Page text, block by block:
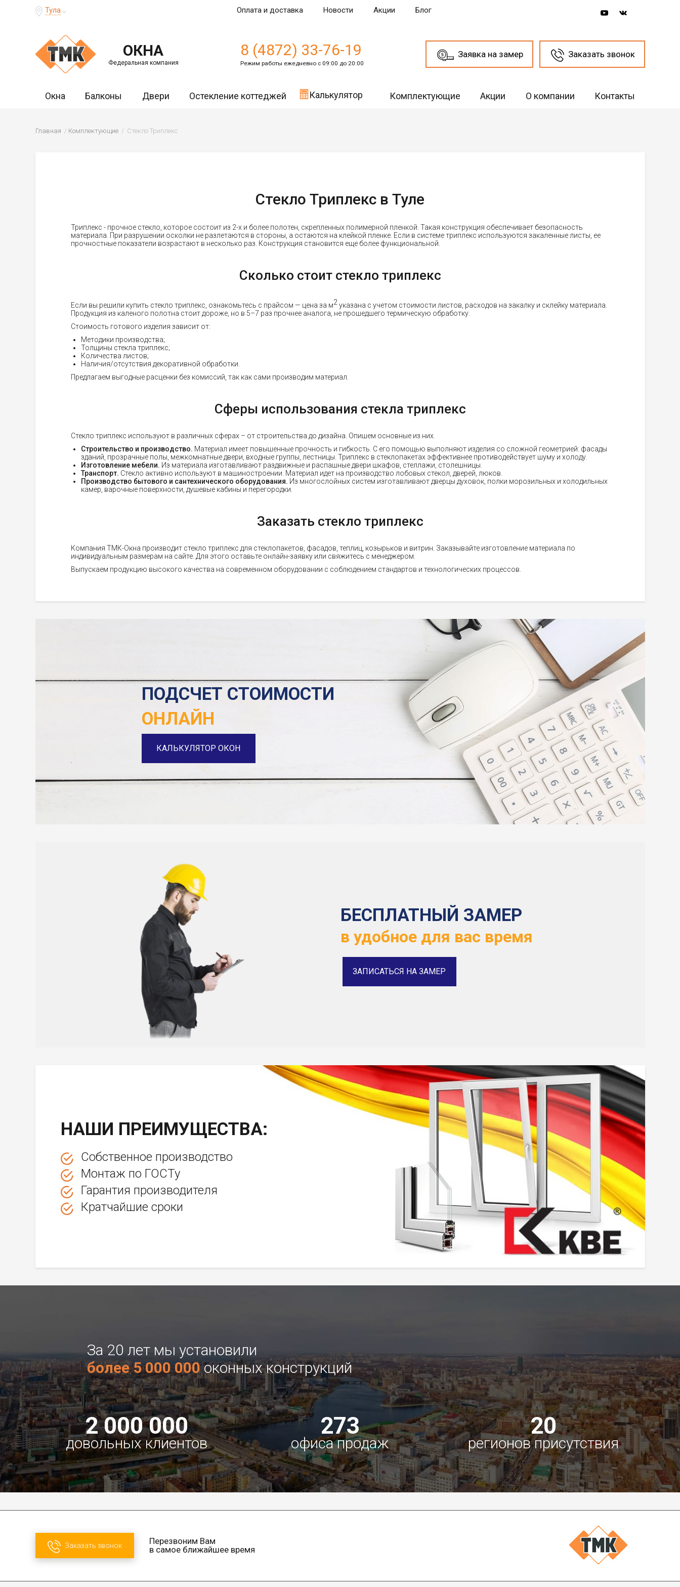
Тула Оплата и доставка Новости Акции Блог
ОКНА
Федеральная компания
8 (4872) 33-76-19
Режим работы ежедневно с 09:00 до 20:00
Заявка на замер Заказать звонок
Окна Балконы Двери Остекление коттеджей Калькулятор Комплектующие Акции О компании Контакты
Главная Комплектующие Стекло Триплекс
Стекло Триплекс в Туле
Триплекс - прочное стекло, которое состоит из 2-х и более полотен, скрепленных полимерной пленкой. Такая конструкция обеспечивает безопасность
материала. При разрушении осколки не разлетаются в стороны, а остаются на клейкой пленке. Если в системе триплекс используются закаленные листы, ее
прочностные показатели возрастают в несколько раз. Конструкция становится еще более функциональной.
Сколько стоит стекло триплекс
Если вы решили купить стекло триплекс, ознакомьтесь с прайсом — цена за м2указана с учетом стоимости листов, расходов на закалку и склейку материала.
Продукция из каленого полотна стоит дороже, но в 5–7 раз прочнее аналога, не прошедшего термическую обработку.
Стоимость готового изделия зависит от:
Методики производства;
Толщины стекла триплекс;
Количества листов;
Наличия/отсутствия декоративной обработки.
Предлагаем выгодные расценки без комиссий, так как сами производим материал.
Сферы использования стекла триплекс
Стекло триплекс используют в различных сферах – от строительства до дизайна. Опишем основные из них.
Строительство и производство. Материал имеет повышенные прочность и гибкость. С его помощью выполняют изделия со сложной геометрией: фасады
зданий, прозрачные полы, межкомнатные двери, входные группы, лестницы. Триплекс в стеклопакетах эффективнее противодействует шуму и холоду.
Изготовление мебели. Из материала изготавливают раздвижные и распашные двери шкафов, стеллажи, столешницы.
Транспорт. Стекло активно используют в машиностроении. Материал идет на производство лобовых стекол, дверей, люков.
Производство бытового и сантехнического оборудования. Из многослойных систем изготавливают дверцы духовок, полки морозильных и холодильных
камер, варочные поверхности, душевые кабины и перегородки.
Заказать стекло триплекс
Компания ТМК-Окна производит стекло триплекс для стеклопакетов, фасадов, теплиц, козырьков и витрин. Заказывайте изготовление материала по
индивидуальным размерам на сайте. Для этого оставьте онлайн-заявку или свяжитесь с менеджером.
Выпускаем продукцию высокого качества на современном оборудовании с соблюдением стандартов и технологических процессов.
ПОДСЧЕТ СТОИМОСТИ
ОНЛАЙН
КАЛЬКУЛЯТОР ОКОН
БЕСПЛАТНЫЙ ЗАМЕР
в удобное для вас время
ЗАПИСАТЬСЯ НА ЗАМЕР
НАШИ ПРЕИМУЩЕСТВА:
Собственное производство
Монтаж по ГОСТу
Гарантия производителя
Кратчайшие сроки
За 20 лет мы установили
более 5 000 000оконных конструкций
2 000 000
довольных клиентов
273
офиса продаж
20
регионов присутствия
Заказать звонок
Перезвоним Вам
в самое ближайшее время